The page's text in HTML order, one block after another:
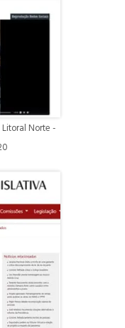
Norte -